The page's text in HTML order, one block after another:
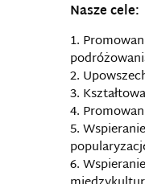
Nasze cele: